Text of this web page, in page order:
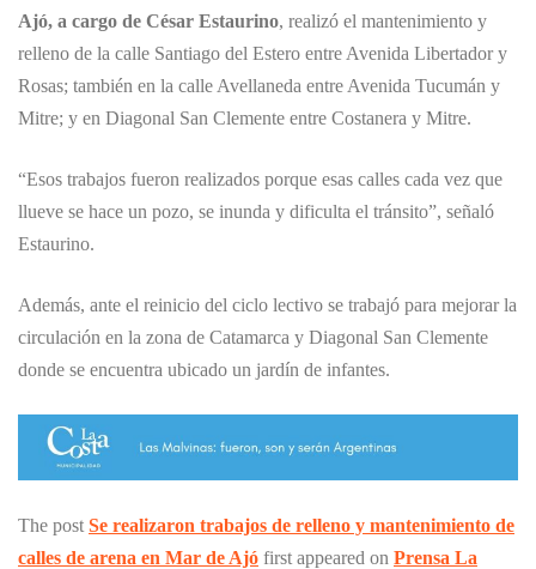
Ajó, a cargo de César Estaurino, realizó el mantenimiento y
relleno de la calle Santiago del Estero entre Avenida Libertador y
Rosas; también en la calle Avellaneda entre Avenida Tucumán y
Mitre; y en Diagonal San Clemente entre Costanera y Mitre.
“Esos trabajos fueron realizados porque esas calles cada vez que
llueve se hace un pozo, se inunda y dificulta el tránsito”, señaló
Estaurino.
Además, ante el reinicio del ciclo lectivo se trabajó para mejorar la
circulación en la zona de Catamarca y Diagonal San Clemente
donde se encuentra ubicado un jardín de infantes.
The post Se realizaron trabajos de relleno y mantenimiento de
calles de arena en Mar de Ajó first appeared on Prensa La